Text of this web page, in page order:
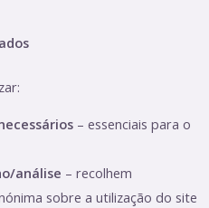
– essenciais para o
análise – recolhem
sobre a utilização do site